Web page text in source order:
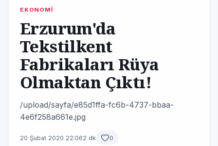
EKONOMİ
Erzurum'da
Tekstilkent
Fabrikaları Rüya
Olmaktan Çıktı!
/upload/sayfa/e85d1ffa-fc6b-4737-bbaa-
4e6f258a661e.jpg
20 Şubat 2020 22:062 dk 0